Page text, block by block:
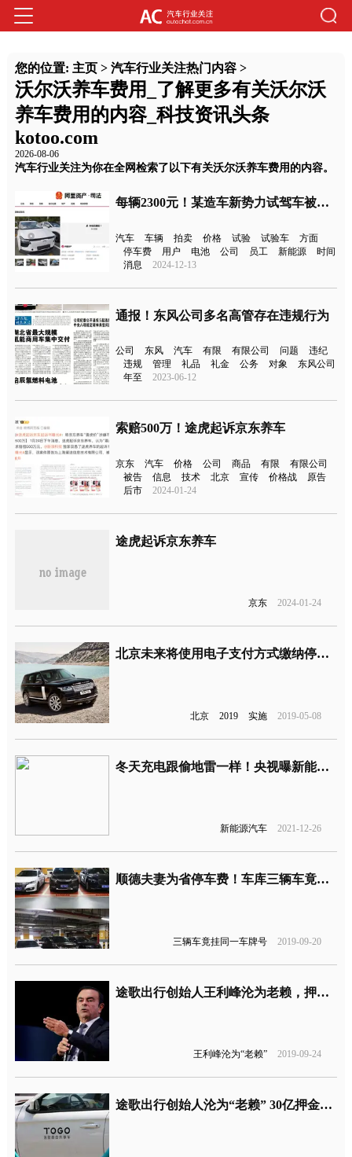
您的位置: 主页> 汽车行业关注热门内容>
沃尔沃养车费用_了解更多有关沃尔沃
养车费用的内容_科技资讯头条
kotoo.com
2026-08-06
汽车行业关注为你在全网检索了以下有关沃尔沃养车费用的内容。
每辆2300元！某造车新势力试驾车被上架拍卖
汽车 车辆 拍卖 价格 试验 试验车
方面
停车费
用户 电池 公司 员工 新能源
时间
消息
2024-12-13
通报！东风公司多名高管存在违规行为
公司 东风 汽车 有限 有限公司 问题
违纪
违规
管理 礼品 礼金 公务 对象
东风公司
年至
2023-06-12
索赔500万！途虎起诉京东养车
京东 汽车 价格 公司 商品 有限
有限公司
被告
信息 技术 北京 宣传 价格战
原告
后市
2024-01-24
途虎起诉京东养车
京东 2024-01-24
北京未来将使用电子支付方式缴纳停车费用，逾期不缴将纳入征信范围
北京 2019 实施 2019-05-08
冬天充电跟偷地雷一样！央视曝新能源车主凌晨抢充电桩
新能源汽车 2021-12-26
顺德夫妻为省停车费！车库三辆车竟挂同一车牌号
三辆车竟挂同一车牌号 2019-09-20
途歌出行创始人王利峰沦为老赖，押金租赁合同纠纷超200份
王利峰沦为“老赖” 2019-09-24
途歌出行创始人沦为“老赖” 30亿押金还365年